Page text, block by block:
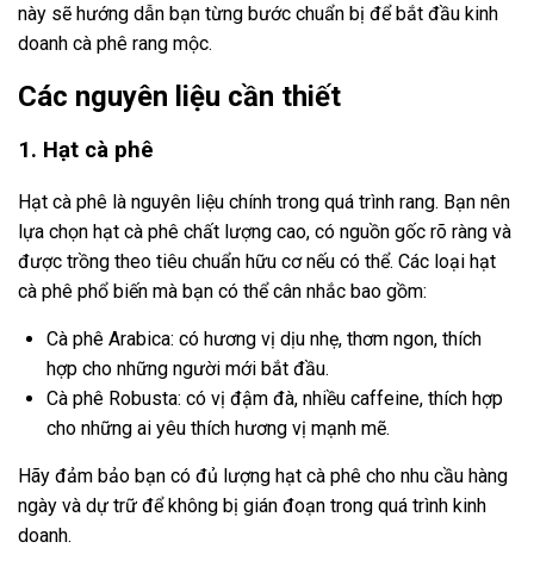
này sẽ hướng dẫn bạn từng bước chuẩn bị để bắt đầu kinh
doanh cà phê rang mộc.
Các nguyên liệu cần thiết
1. Hạt cà phê
Hạt cà phê là nguyên liệu chính trong quá trình rang. Bạn nên
lựa chọn hạt cà phê chất lượng cao, có nguồn gốc rõ ràng và
được trồng theo tiêu chuẩn hữu cơ nếu có thể. Các loại hạt
cà phê phổ biến mà bạn có thể cân nhắc bao gồm:
Cà phê Arabica: có hương vị dịu nhẹ, thơm ngon, thích
hợp cho những người mới bắt đầu.
Cà phê Robusta: có vị đậm đà, nhiều caffeine, thích hợp
cho những ai yêu thích hương vị mạnh mẽ.
Hãy đảm bảo bạn có đủ lượng hạt cà phê cho nhu cầu hàng
ngày và dự trữ để không bị gián đoạn trong quá trình kinh
doanh.